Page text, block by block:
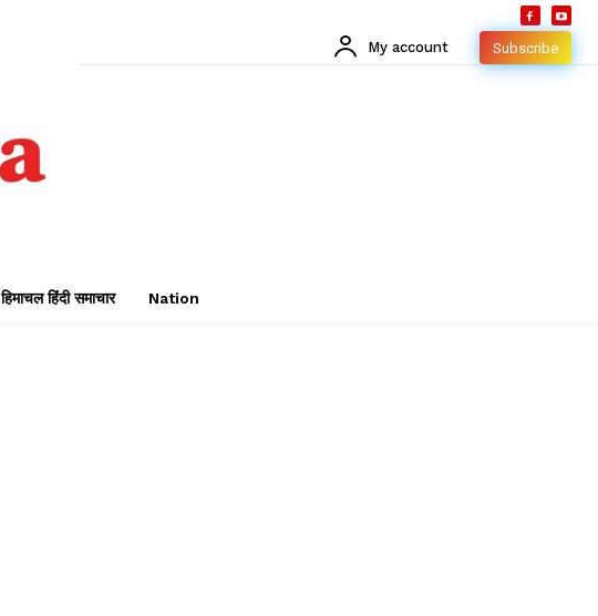
My account Subscribe
हिमाचल हिंदी समाचार Nation